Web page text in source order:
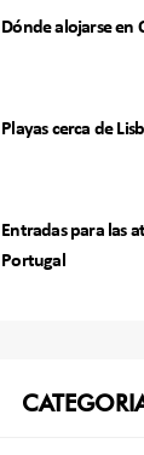
Dónde alojarse en
Playas cerca de
Entradas para las
Portugal